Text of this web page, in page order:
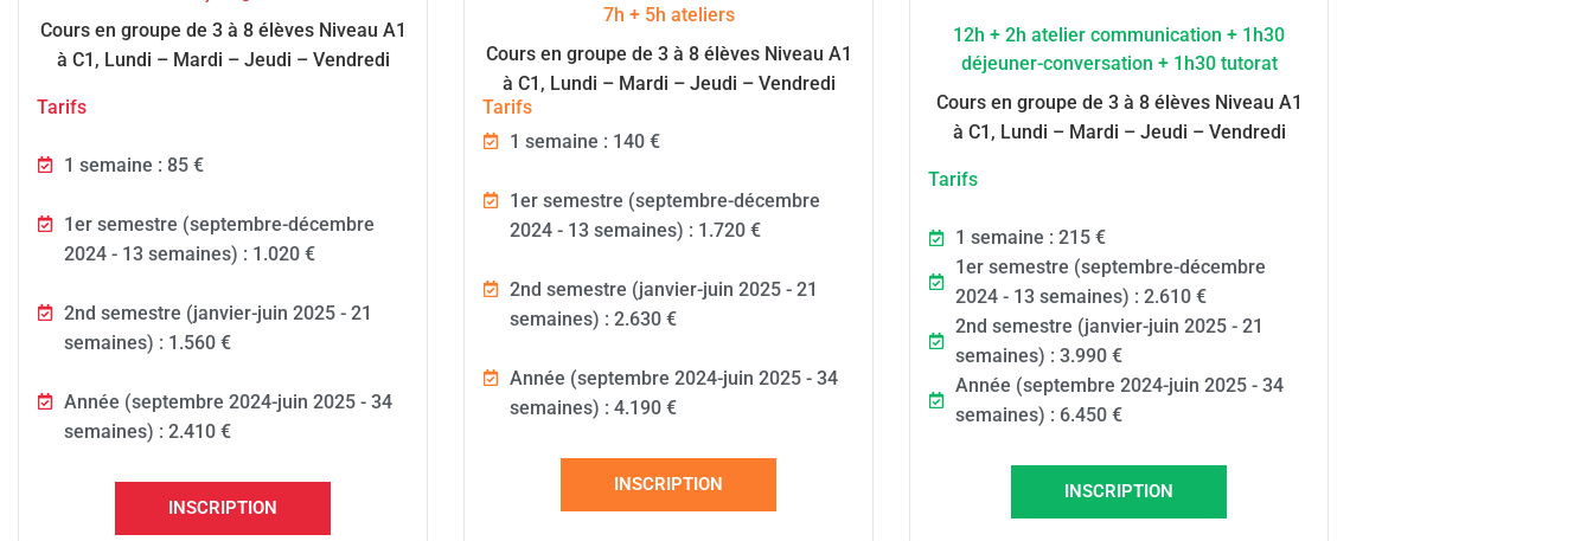
Cours en groupe de 3 à 8 élèves Niveau A1
à C1, Lundi – Mardi – Jeudi – Vendredi
Tarifs
1 semaine : 85 €
1er semestre (septembre-décembre
2024 - 13 semaines) : 1.020 €
2nd semestre (janvier-juin 2025 - 21
semaines) : 1.560 €
Année (septembre 2024-juin 2025 - 34
semaines) : 2.410 €
INSCRIPTION
7h + 5h ateliers
Cours en groupe de 3 à 8 élèves Niveau A1
à C1, Lundi – Mardi – Jeudi – Vendredi
Tarifs
1 semaine : 140 €
1er semestre (septembre-décembre
2024 - 13 semaines) : 1.720 €
2nd semestre (janvier-juin 2025 - 21
semaines) : 2.630 €
Année (septembre 2024-juin 2025 - 34
semaines) : 4.190 €
INSCRIPTION
12h + 2h atelier communication + 1h30
déjeuner-conversation + 1h30 tutorat
Cours en groupe de 3 à 8 élèves Niveau A1
à C1, Lundi – Mardi – Jeudi – Vendredi
Tarifs
1 semaine : 215 €
1er semestre (septembre-décembre
2024 - 13 semaines) : 2.610 €
2nd semestre (janvier-juin 2025 - 21
semaines) : 3.990 €
Année (septembre 2024-juin 2025 - 34
semaines) : 6.450 €
INSCRIPTION